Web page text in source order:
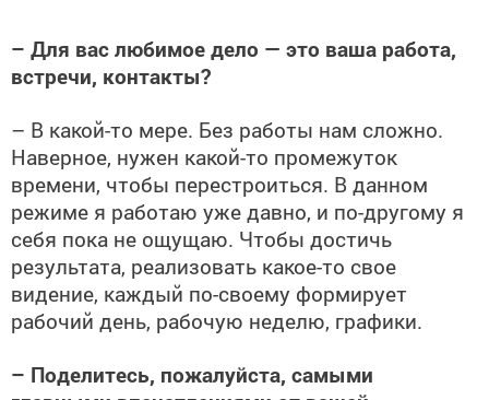
– Для вас любимое дело — это ваша работа,
встречи, контакты?
– В какой-то мере. Без работы нам сложно.
Наверное, нужен какой-то промежуток
времени, чтобы перестроиться. В данном
режиме я работаю уже давно, и по-другому я
себя пока не ощущаю. Чтобы достичь
результата, реализовать какое-то свое
видение, каждый по-своему формирует
рабочий день, рабочую неделю, графики.
– Поделитесь, пожалуйста, самыми